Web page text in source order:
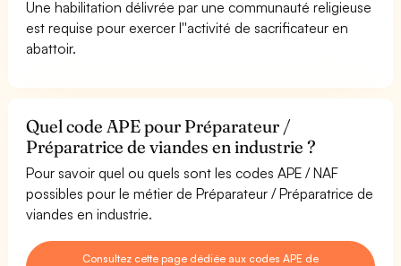
Une habilitation délivrée par une communauté religieuse
est requise pour exercer l''activité de sacrificateur en
abattoir.
Quel code APE pour Préparateur /
Préparatrice de viandes en industrie ?
Pour savoir quel ou quels sont les codes APE / NAF
possibles pour le métier de Préparateur / Préparatrice de
viandes en industrie.
Consultez cette page dédiée aux codes APE de